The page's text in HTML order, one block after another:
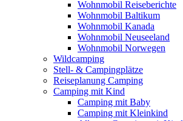
Wohnmobil Reiseberichte
Wohnmobil Baltikum
Wohnmobil Kanada
Wohnmobil Neuseeland
Wohnmobil Norwegen
Wildcamping
Stell- & Campingplätze
Reiseplanung Camping
Camping mit Kind
Camping mit Baby
Camping mit Kleinkind